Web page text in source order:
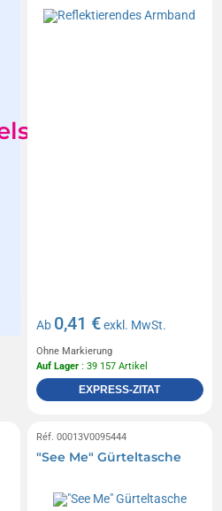
Ab 0,41 €exkl. MwSt.
Ohne Markierung
Auf Lager : 39 157 Artikel
EXPRESS-ZITAT
Réf. 00013V0095444
"See Me" Gürteltasche